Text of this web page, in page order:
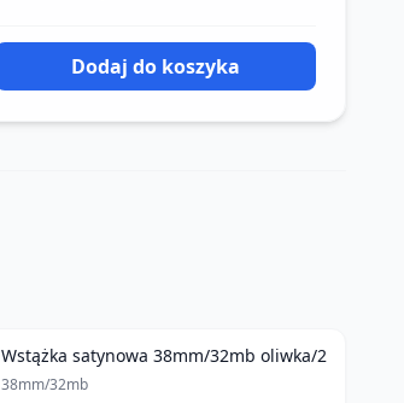
Dodaj do koszyka
Wstążka satynowa 38mm/32mb oliwka/2
38mm/32mb